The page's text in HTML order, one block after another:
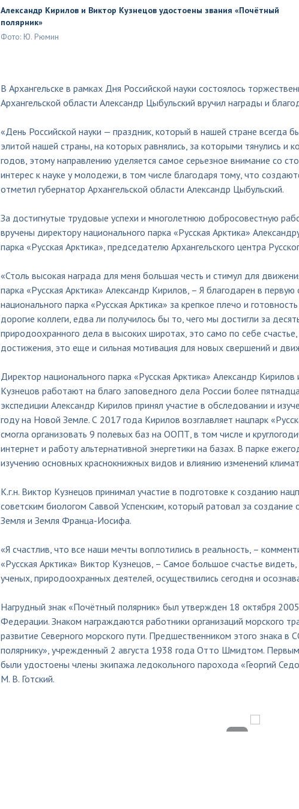
Александр Кирилов и Виктор Кузнецов удостоены звания «Почётный
полярник»
Фото: Ю. Рюмин
В Архангельске в рамках Дня Российской науки состоялось
Архангельской области Александр Цыбульский вручил награды и
«День Российской науки — праздник, который в нашей стране
элитой нашей страны, на которых равнялись, за которыми тянулись и
годов, этому направлению уделяется самое серьезное внимание со
интерес к науке у молодежи, в том числе благодаря тому, что
отметил губернатор Архангельской области Александр Цыбульский.
За достигнутые трудовые успехи и многолетнюю добросовестную
вручены директору национального парка «Русская Арктика»
парка «Русская Арктика», председателю Архангельского центра
«Столь высокая награда для меня большая честь и стимул для
парка «Русская Арктика» Александр Кирилов, – Я благодарен в
национального парка «Русская Арктика» за крепкое плечо и
дорогие коллеги, едва ли получилось бы то, чего мы достигли за
природоохранного дела в высоких широтах, это само по себе
достижения, это еще и сильная мотивация для новых свершений и
Директор национального парка «Русская Арктика» Александр Кирилов
Кузнецов работают на благо заповедного дела России более
экспедиции Александр Кирилов принял участие в обследовании и
году на Новой Земле. С 2017 года Кирилов возглавляет нацпарк
смогла организовать 9 полевых баз на ООПТ, в том числе и
интернет и работу альтернативной энергетики на базах. В парке
изучению основных краснокнижных видов и влиянию изменений
К.г.н. Виктор Кузнецов принимал участие в подготовке к созданию
советским биологом Саввой Успенским, который ратовал за
Земля и Земля Франца-Иосифа.
«Я счастлив, что все наши мечты воплотились в реальность, –
«Русская Арктика» Виктор Кузнецов, – Самое большое счастье
ученых, природоохранных деятелей, осуществились сегодня и
Нагрудный знак «Почётный полярник» был утвержден 18 октября
Федерации. Знаком награждаются работники организаций морского
развитие Северного морского пути. Предшественником этого знака в
полярнику», учрежденный 2 августа 1938 года Отто Шмидтом.
были удостоены члены экипажа ледокольного парохода «Георгий
М. В. Готский.